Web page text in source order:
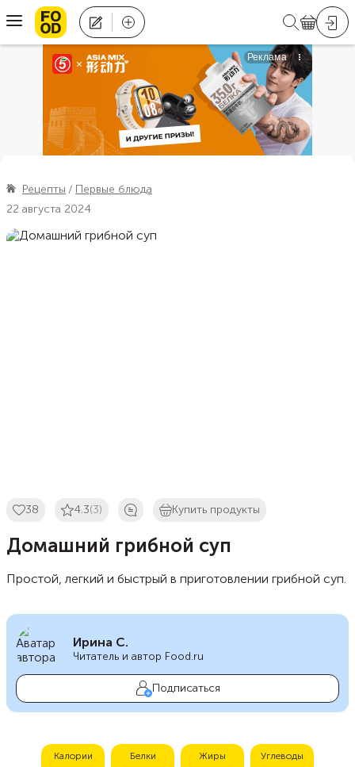
Рецепты
Первые блюда
22 августа 2024
38 4.3(3) Купить продукты
Домашний грибной суп
Простой, легкий и быстрый в приготовлении грибной суп.
Ирина С.
Читатель и автор Food.ru
Подписаться
Калории Белки Жиры Углеводы